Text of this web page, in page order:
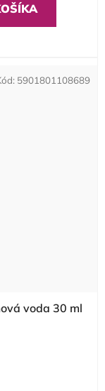
voda 30 ml
5901801108689